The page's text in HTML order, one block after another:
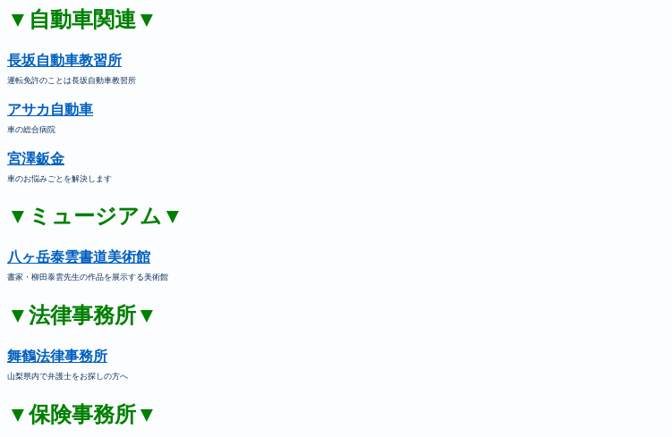
▼自動車関連▼
長坂自動車教習所
運転免許のことは長坂自動車教習所
アサカ自動車
車の総合病院
宮澤鈑金
車のお悩みごとを解決します
▼ミュージアム▼
八ヶ岳泰雲書道美術館
書家・柳田泰雲先生の作品を展示する美術館
▼法律事務所▼
舞鶴法律事務所
山梨県内で弁護士をお探しの方へ
▼保険事務所▼